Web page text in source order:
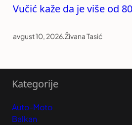
Vučić kaže da je više od
avgust 10, 2026.Živana Tasić
Kategorije
Auto-Moto
Balkan